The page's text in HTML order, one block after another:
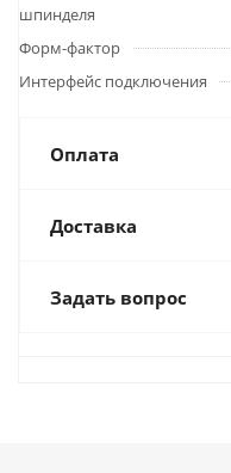
шпинделя
Форм-фактор
Интерфейс подключения
Оплата
Доставка
Задать вопрос